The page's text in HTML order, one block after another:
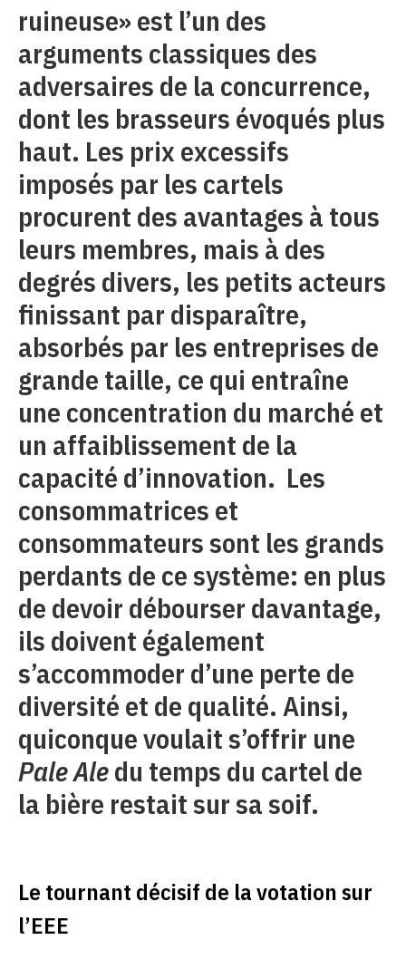
ruineuse» est l’un des
arguments classiques des
adversaires de la concurrence,
dont les brasseurs évoqués plus
haut. Les prix excessifs
imposés par les cartels
procurent des avantages à tous
leurs membres, mais à des
degrés divers, les petits acteurs
finissant par disparaître,
absorbés par les entreprises de
grande taille, ce qui entraîne
une concentration du marché et
un affaiblissement de la
capacité d’innovation. Les
consommatrices et
consommateurs sont les grands
perdants de ce système: en plus
de devoir débourser davantage,
ils doivent également
s’accommoder d’une perte de
diversité et de qualité. Ainsi,
quiconque voulait s’offrir une
Pale Aledu temps du cartel de
la bière restait sur sa soif.
Le tournant décisif de la votation sur
l’EEE